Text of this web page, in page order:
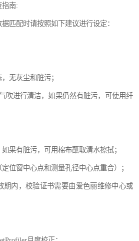
指南:
匹配时请按照如下建议进行设定：
无灰尘和脏污；
吹进行清洁，如果仍然有脏污，可使用纤
果有脏污，可用棉布蘸取清水擦拭；
位窗中心点和测量孔径中心点重合）；
期内，校验证书需要由爱色丽维修中心或